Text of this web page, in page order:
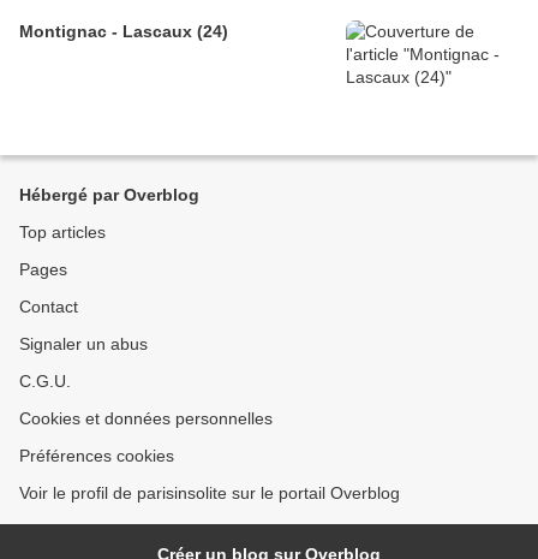
Montignac - Lascaux (24)
Hébergé par Overblog
Top articles
Pages
Contact
Signaler un abus
C.G.U.
Cookies et données personnelles
Préférences cookies
Voir le profil de parisinsolite sur le portail Overblog
Créer un blog sur Overblog